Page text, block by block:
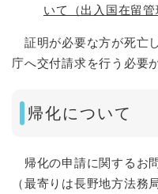
いて（出入国在留管
証明が必要な方が死亡
庁へ交付請求を行う必要
帰化について
帰化の申請に関するお
（最寄りは長野地方法務